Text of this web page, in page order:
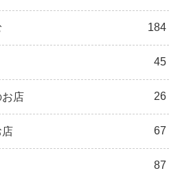
184
45
店 26
店 67
87